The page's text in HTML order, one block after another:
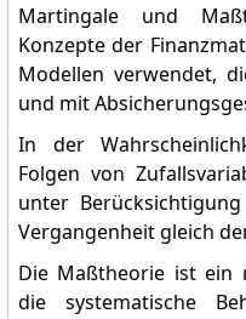
Martingale und
Konzepte der
Modellen verwendet,
und mit
In der
Folgen von
unter
Vergangenheit gleich
Die Maßtheorie ist ein
die systematische